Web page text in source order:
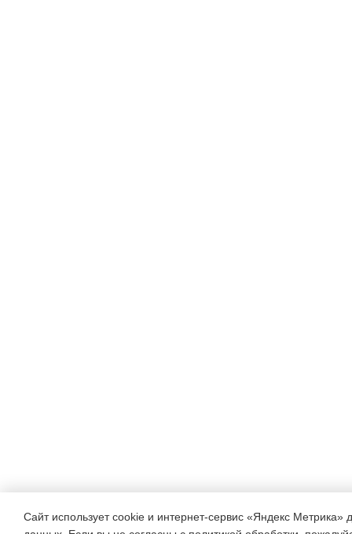
Сайт использует cookie и интернет-сервис «Яндекс Метрика»